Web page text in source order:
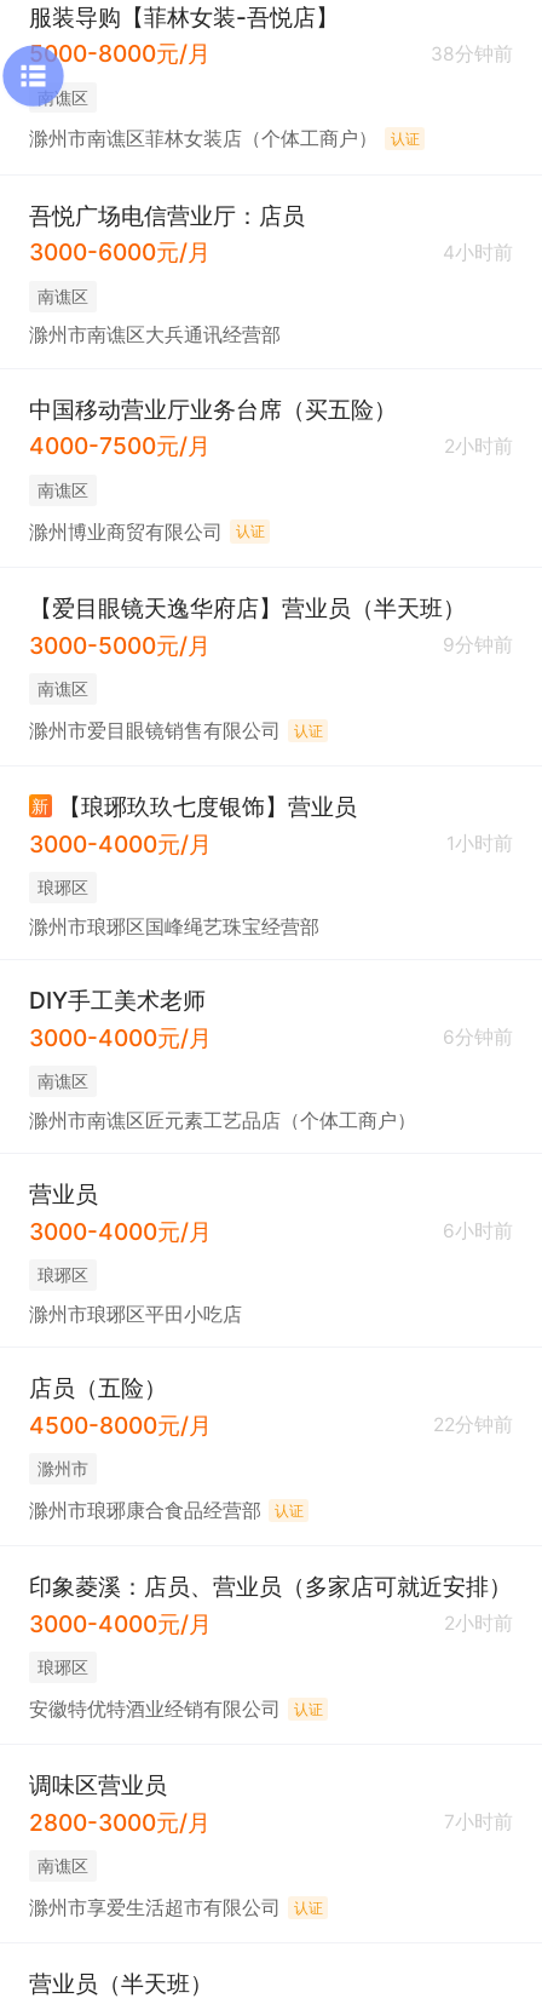
服装导购【菲林女装-吾悦店】
5000-8000元/月
38分钟前
南谯区
滁州市南谯区菲林女装店（个体工商户） 认证
吾悦广场电信营业厅：店员
3000-6000元/月
4小时前
南谯区
滁州市南谯区大兵通讯经营部
中国移动营业厅业务台席（买五险）
4000-7500元/月
2小时前
南谯区
滁州博业商贸有限公司 认证
【爱目眼镜天逸华府店】营业员（半天班）
3000-5000元/月
9分钟前
南谯区
滁州市爱目眼镜销售有限公司 认证
新
【琅琊玖玖七度银饰】营业员
3000-4000元/月
1小时前
琅琊区
滁州市琅琊区国峰绳艺珠宝经营部
DIY手工美术老师
3000-4000元/月
6分钟前
南谯区
滁州市南谯区匠元素工艺品店（个体工商户）
营业员
3000-4000元/月
6小时前
琅琊区
滁州市琅琊区平田小吃店
店员（五险）
4500-8000元/月
22分钟前
滁州市
滁州市琅琊康合食品经营部 认证
印象菱溪：店员、营业员（多家店可就近安排）
3000-4000元/月
2小时前
琅琊区
安徽特优特酒业经销有限公司 认证
调味区营业员
2800-3000元/月
7小时前
南谯区
滁州市享爱生活超市有限公司 认证
营业员（半天班）